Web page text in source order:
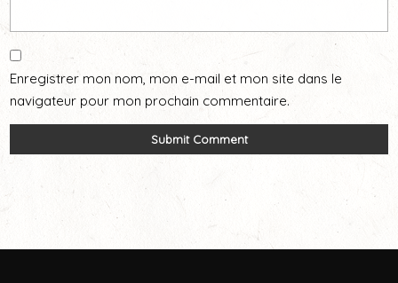
Enregistrer mon nom, mon e-mail et mon site dans le
navigateur pour mon prochain commentaire.